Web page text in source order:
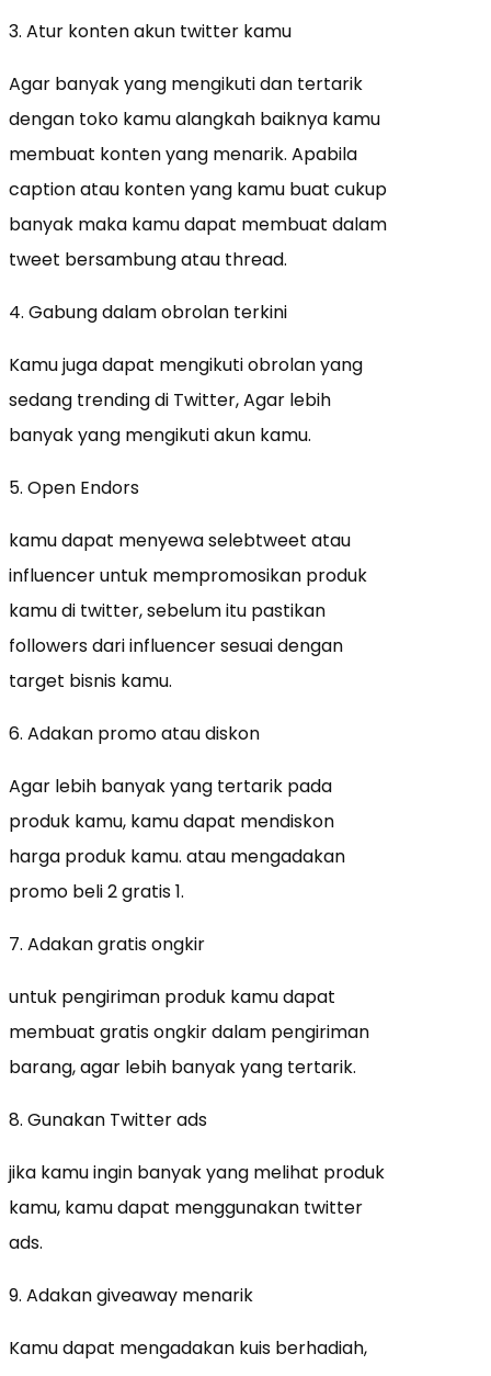
3. Atur konten akun twitter kamu
Agar banyak yang mengikuti dan tertarik
dengan toko kamu alangkah baiknya kamu
membuat konten yang menarik. Apabila
caption atau konten yang kamu buat cukup
banyak maka kamu dapat membuat dalam
tweet bersambung atau thread.
4. Gabung dalam obrolan terkini
Kamu juga dapat mengikuti obrolan yang
sedang trending di Twitter, Agar lebih
banyak yang mengikuti akun kamu.
5. Open Endors
kamu dapat menyewa selebtweet atau
influencer untuk mempromosikan produk
kamu di twitter, sebelum itu pastikan
followers dari influencer sesuai dengan
target bisnis kamu.
6. Adakan promo atau diskon
Agar lebih banyak yang tertarik pada
produk kamu, kamu dapat mendiskon
harga produk kamu. atau mengadakan
promo beli 2 gratis 1.
7. Adakan gratis ongkir
untuk pengiriman produk kamu dapat
membuat gratis ongkir dalam pengiriman
barang, agar lebih banyak yang tertarik.
8. Gunakan Twitter ads
jika kamu ingin banyak yang melihat produk
kamu, kamu dapat menggunakan twitter
ads.
9. Adakan giveaway menarik
Kamu dapat mengadakan kuis berhadiah,